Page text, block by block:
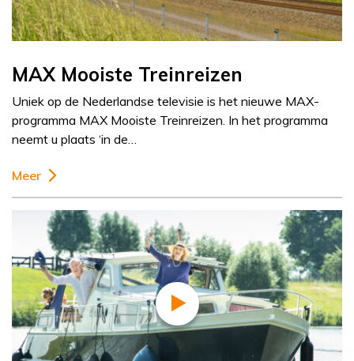
MAX Mooiste Treinreizen
Uniek op de Nederlandse televisie is het nieuwe MAX-
programma MAX Mooiste Treinreizen. In het programma
neemt u plaats ‘in de…
Meer